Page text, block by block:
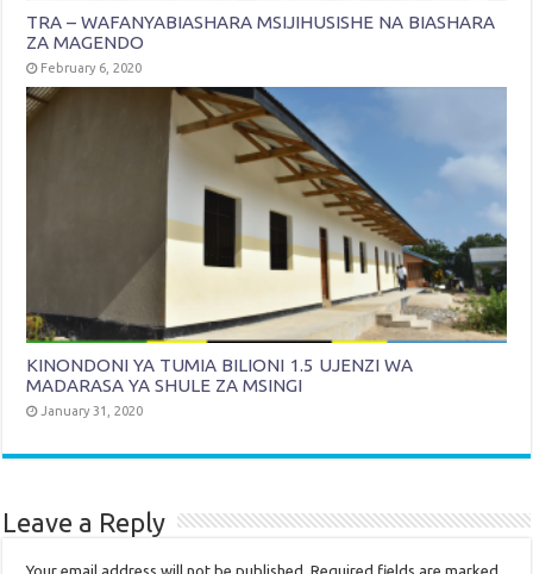
TRA – WAFANYABIASHARA MSIJIHUSISHE NA BIASHARA
ZA MAGENDO
February 6, 2020
KINONDONI YA TUMIA BILIONI 1.5 UJENZI WA
MADARASA YA SHULE ZA MSINGI
January 31, 2020
Leave a Reply
Your email address will not be published. Required fields are marked